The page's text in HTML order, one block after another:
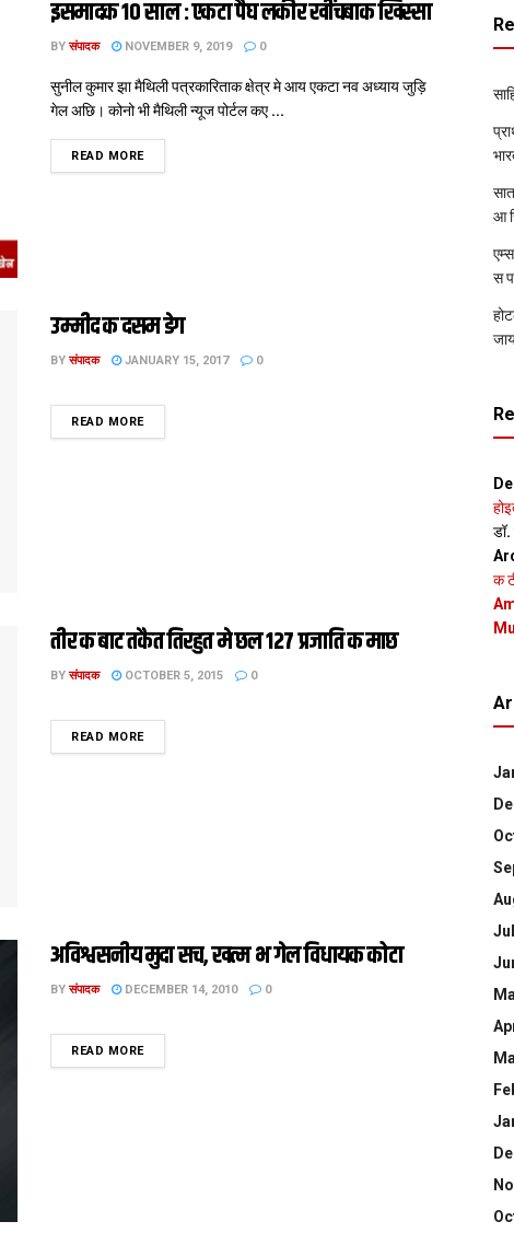
इसमादक 10 साल : एकटा पैघ लकीर खींचबाक खिस्‍सा
BY संपादक NOVEMBER 9, 2019 0
सुनील कुमार झा मैथि‍ली पत्रकारिताक क्षेत्र मे आय एकटा नव अध्‍याय जुड़ि‍
गेल अछि। कोनो भी मैथि‍ली न्‍यूज पोर्टल कए ...
READ MOREDETAILS
उम्मीद क दसम डेग
BY संपादक JANUARY 15, 2017 0
READ MOREDETAILS
तीर क बाट तकैत तिरहुत मे छल 127 प्रजाति क माछ
BY संपादक OCTOBER 5, 2015 0
READ MOREDETAILS
अविश्वसनीय मुदा सच, खत्म भ गेल विधायक कोटा
BY संपादक DECEMBER 14, 2010 0
READ MOREDETAILS
आ
स
क